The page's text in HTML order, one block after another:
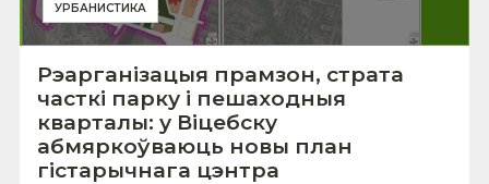
УРБАНИСТИКА
Рэарганізацыя прамзон, страта
часткі парку і пешаходныя
кварталы: у Віцебску
абмяркоўваюць новы план
гістарычнага цэнтра